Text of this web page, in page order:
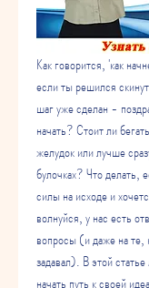
Как говорится, 'как
если ты решился
шаг уже сделан -
начать? Стоит ли
желудок или лучше
булочках? Что делать,
силы на исходе и
волнуйся, у нас есть
вопросы (и даже на
задавал). В этой
начать путь к своей